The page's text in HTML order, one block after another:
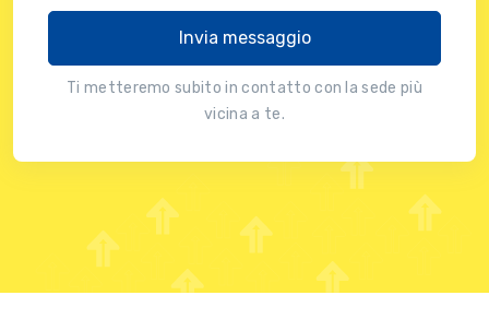
Invia messaggio
Ti metteremo subito in contatto con la sede più
vicina a te.